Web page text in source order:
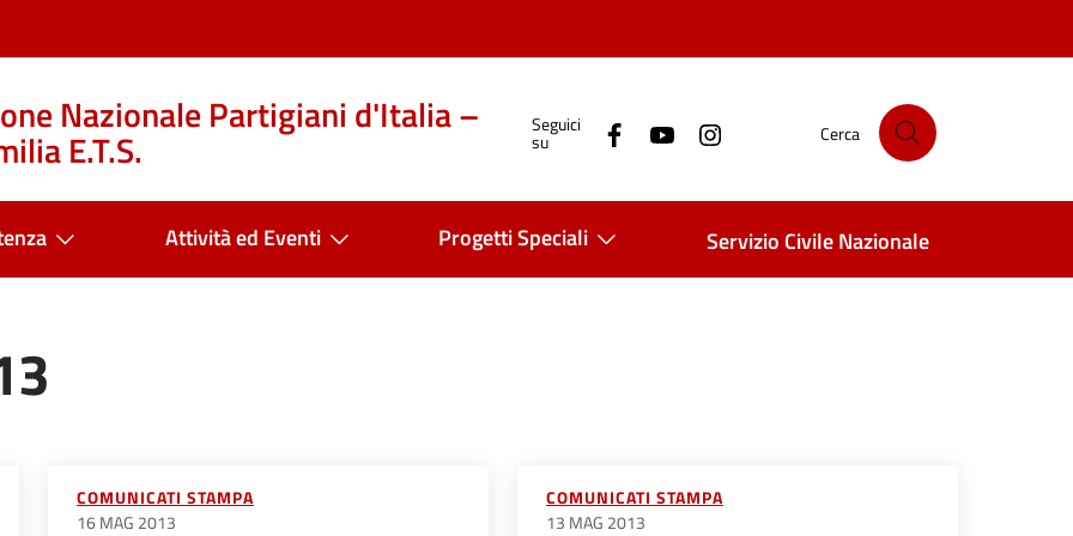
Nazionale Partigiani d'Italia –
E.T.S.
Seguici
su Cerca
Attività ed Eventi Progetti Speciali Servizio Civile Nazionale
COMUNICATI STAMPA
16 MAG 2013
COMUNICATI STAMPA
13 MAG 2013